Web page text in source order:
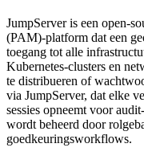
JumpServer is een open-
(PAM)-platform dat een
toegang tot alle
Kubernetes-clusters en
te distribueren of
via JumpServer, dat elke
sessies opneemt voor
wordt beheerd door
goedkeuringsworkflows.